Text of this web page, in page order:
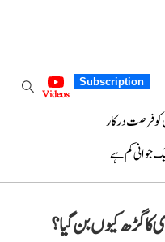
Subscription
Videos
کو فرصت درکار
جوانی کم ہے
کا گڑھ کیوں بن گیا؟